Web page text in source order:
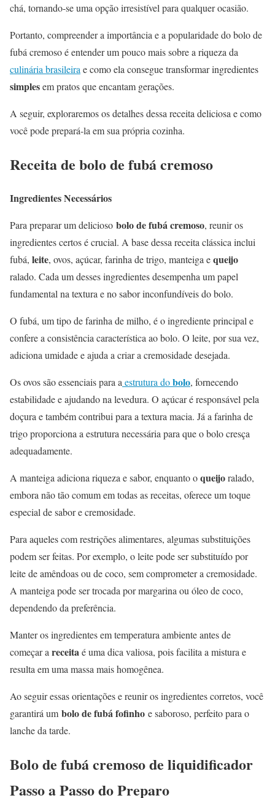
chá, tornando-se uma opção irresistível para qualquer ocasião.
Portanto, compreender a importância e a popularidade do bolo de
fubá cremoso é entender um pouco mais sobre a riqueza da
culinária brasileira e como ela consegue transformar ingredientes
simplesem pratos que encantam gerações.
A seguir, exploraremos os detalhes dessa receita deliciosa e como
você pode prepará-la em sua própria cozinha.
Receita de bolo de fubá cremoso
Ingredientes Necessários
Para preparar um delicioso bolo de fubá cremoso, reunir os
ingredientes certos é crucial. A base dessa receita clássica inclui
fubá, leite, ovos, açúcar, farinha de trigo, manteiga equeijo
ralado. Cada um desses ingredientes desempenha um papel
fundamental na textura e no sabor inconfundíveis do bolo.
O fubá, um tipo de farinha de milho, é o ingrediente principal e
confere a consistência característica ao bolo. O leite, por sua vez,
adiciona umidade e ajuda a criar a cremosidade desejada.
Os ovos são essenciais para a estrutura dobolo, fornecendo
estabilidade e ajudando na levedura. O açúcar é responsável pela
doçura e também contribui para a textura macia. Já a farinha de
trigo proporciona a estrutura necessária para que o bolo cresça
adequadamente.
A manteiga adiciona riqueza e sabor, enquanto oqueijoralado,
embora não tão comum em todas as receitas, oferece um toque
especial de sabor e cremosidade.
Para aqueles com restrições alimentares, algumas substituições
podem ser feitas. Por exemplo, o leite pode ser substituído por
leite de amêndoas ou de coco, sem comprometer a cremosidade.
A manteiga pode ser trocada por margarina ou óleo de coco,
dependendo da preferência.
Manter os ingredientes em temperatura ambiente antes de
começar a receitaé uma dica valiosa, pois facilita a mistura e
resulta em uma massa mais homogênea.
Ao seguir essas orientações e reunir os ingredientes corretos, você
garantirá um bolo de fubá fofinho e saboroso, perfeito para o
lanche da tarde.
Bolo de fubá cremoso de liquidificador
Passo a Passo do Preparo